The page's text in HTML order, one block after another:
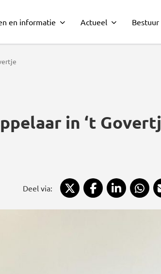
en informatie Actueel
in ‘t
Deel via: Deel via XDeel viaDeel via